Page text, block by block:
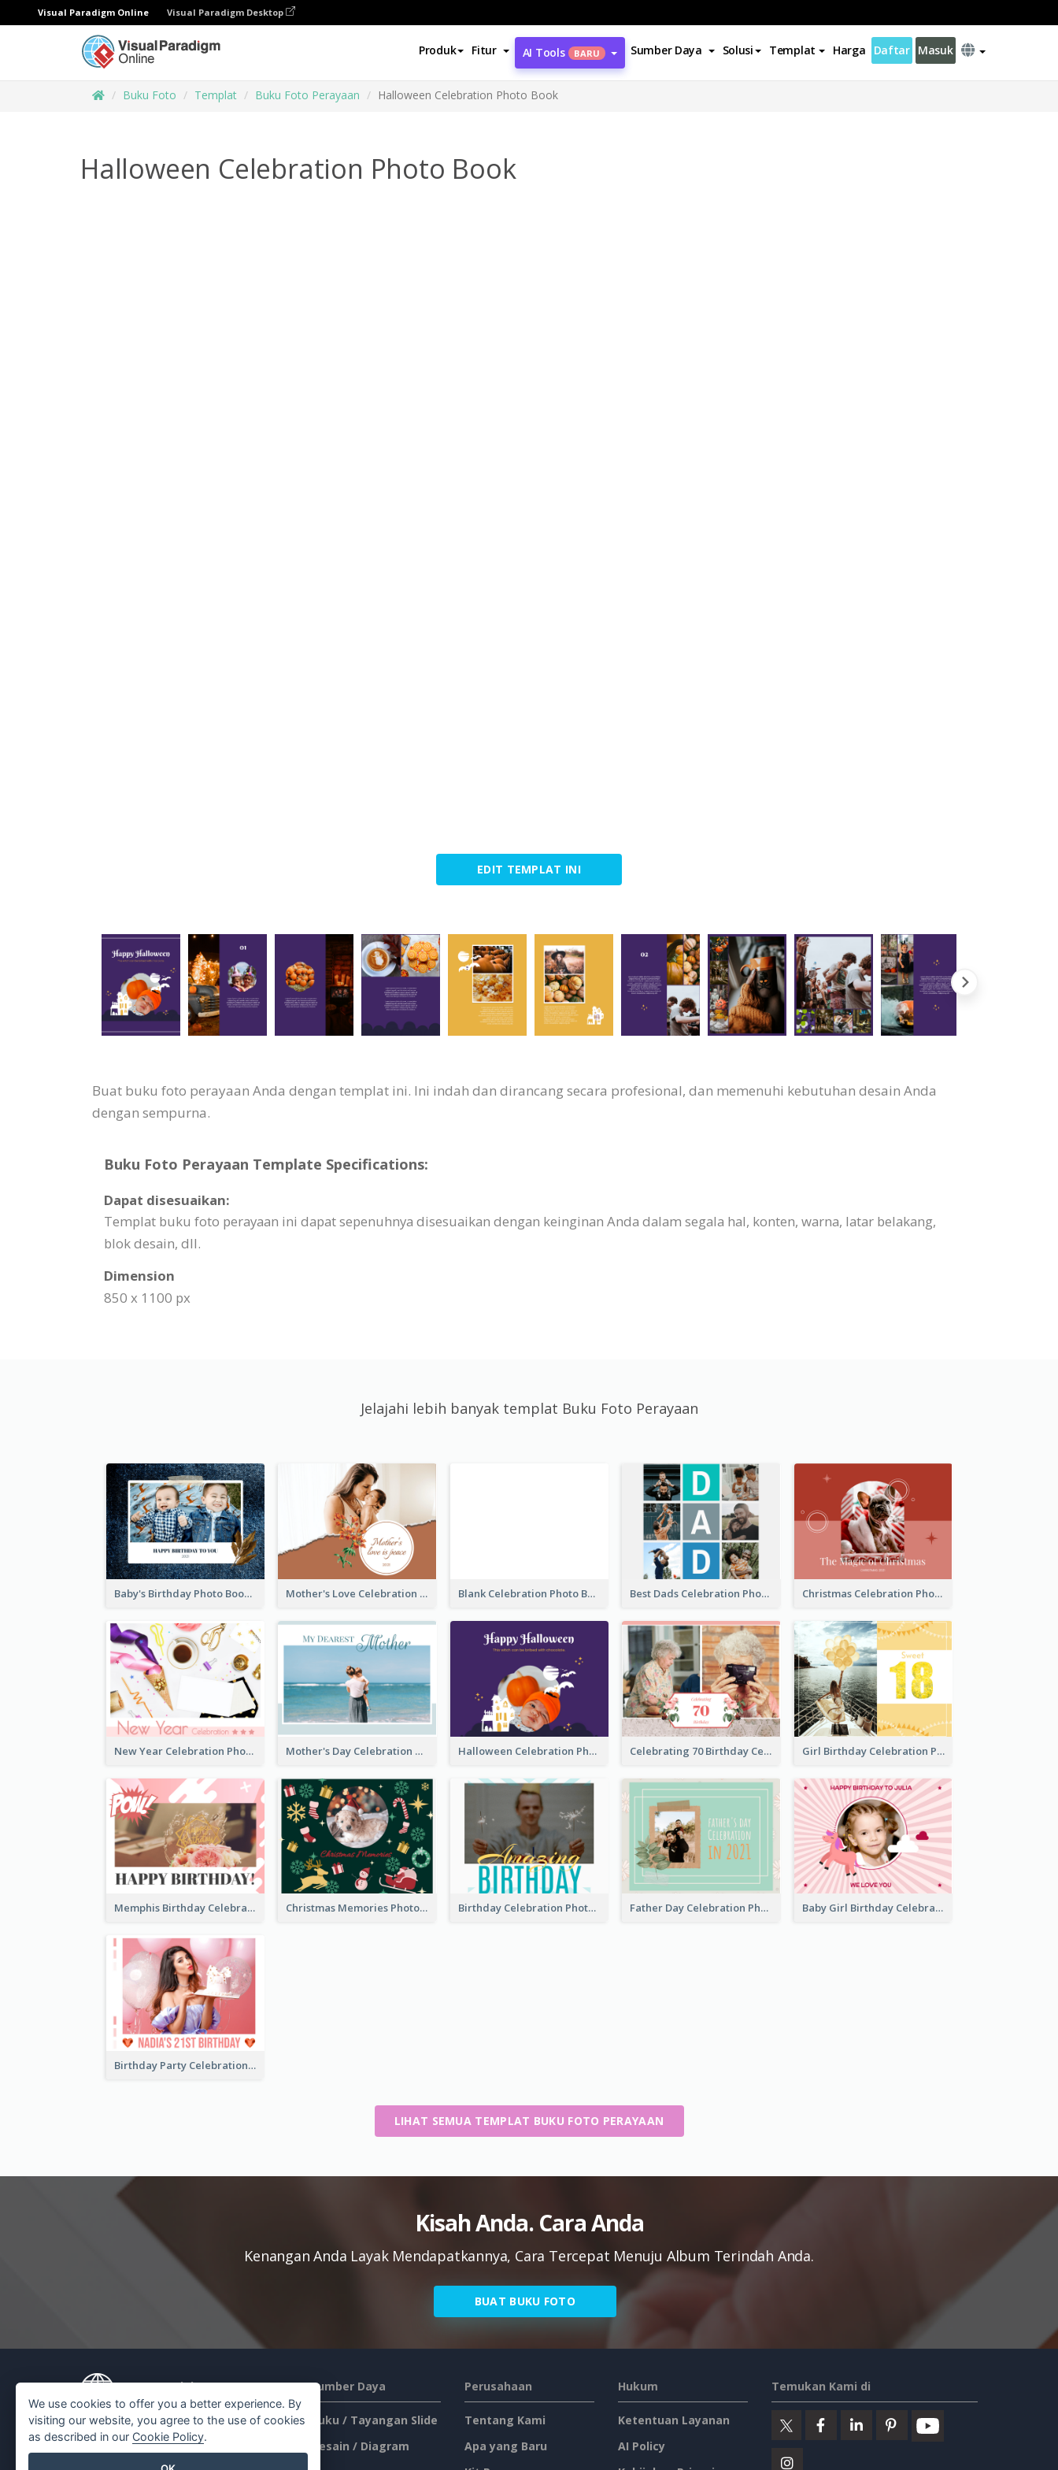
Visual Paradigm Online Visual Paradigm Desktop
Produk Fitur AI Tools BARU Sumber Daya Solusi Templat Harga Daftar Masuk
Buku Foto Templat Buku Foto Perayaan Halloween Celebration Photo Book
Halloween Celebration Photo Book
EDIT TEMPLAT INI
Buat buku foto perayaan Anda dengan templat ini. Ini indah dan dirancang secara profesional, dan memenuhi kebutuhan desain Anda
dengan sempurna.
Buku Foto Perayaan Template Specifications:
Dapat disesuaikan:
Templat buku foto perayaan ini dapat sepenuhnya disesuaikan dengan keinginan Anda dalam segala hal, konten, warna, latar belakang,
blok desain, dll.
Dimension
850 x 1100 px
Jelajahi lebih banyak templat Buku Foto Perayaan
Baby's Birthday Photo Book Mother's Love Celebration Photo Book Blank Celebration Photo Book Best Dads Celebration Photo Book Christmas Celebration Photo Book
New Year Celebration Photo Book Mother's Day Celebration Photo Book Halloween Celebration Photo Book Celebrating 70 Birthday Celebration Photo Book Girl Birthday Celebration Photo Book
Memphis Birthday Celebration Photo Book Christmas Memories Photo Book Birthday Celebration Photo Book Father Day Celebration Photo Book With Quotes Baby Girl Birthday Celebration Photo Book
Birthday Party Celebration Photo Book
LIHAT SEMUA TEMPLAT BUKU FOTO PERAYAAN
Kisah Anda. Cara Anda
Kenangan Anda Layak Mendapatkannya, Cara Tercepat Menuju Album Terindah Anda.
BUAT BUKU FOTO
Produk
Rangkaian Alat PDF
Pembuat Flipbook
Sumber Daya
Buku / Tayangan Slide
Desain / Diagram
Perusahaan
Tentang Kami
Apa yang Baru
Hukum
Ketentuan Layanan
AI Policy
Temukan Kami di
We use cookies to offer you a better experience. By
visiting our website, you agree to the use of cookies
as described in our Cookie Policy.